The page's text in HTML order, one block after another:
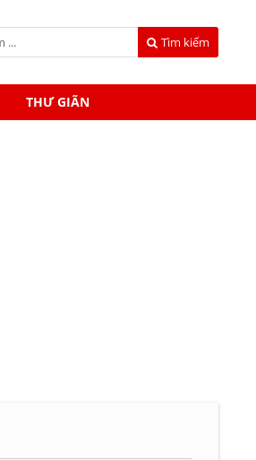
Tìm kiếm
THƯ GIÃN